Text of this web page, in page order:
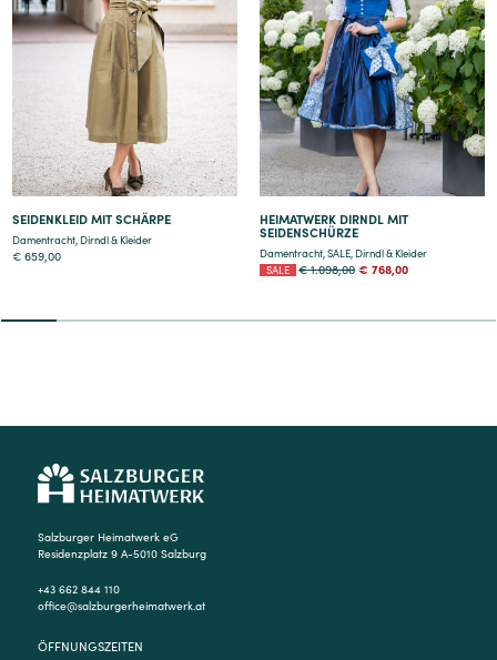
Details
SEIDENKLEID MIT SCHÄRPE
Damentracht Dirndl & Kleider
€ 659,00
Details
HEIMATWERK DIRNDL MIT
SEIDENSCHÜRZE
Damentracht ,SALE Dirndl & Kleider
€1.098,00 € 768,00
2 3 4 5 6 7 8 9
Salzburger Heimatwerk eG
Residenzplatz 9 A-5010 Salzburg
+43 662 844 110
office@salzburgerheimatwerk.at
ÖFFNUNGSZEITEN